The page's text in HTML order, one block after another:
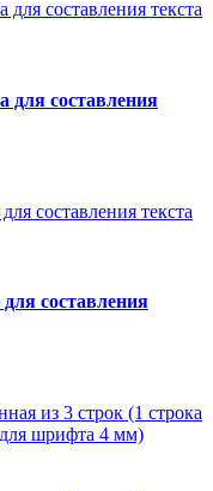
для составления
составления